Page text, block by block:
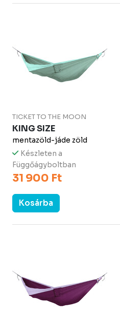
TICKET TO THE MOON
KING SIZE
mentazöld-jáde zöld
Készleten a
Függőágyboltban
31 900 Ft
Kosárba